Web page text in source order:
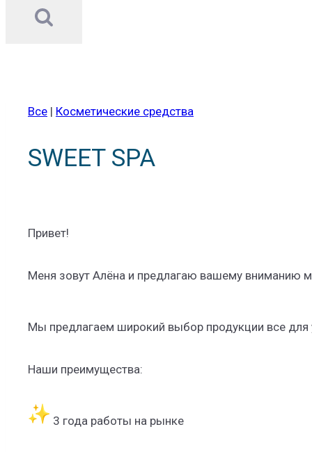
Все | Косметические средства
SWEET SPA
Привет!
Меня зовут Алёна и предлагаю вашему вниманию
Мы предлагаем широкий выбор продукции все
Наши преимущества:
3 года работы на рынке